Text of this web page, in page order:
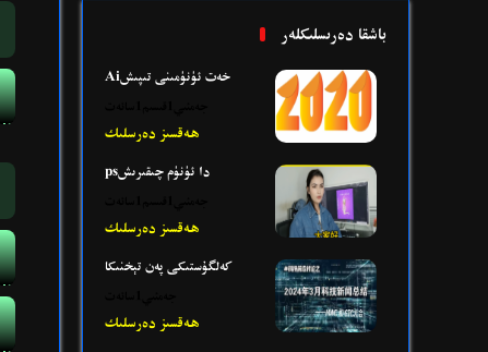
باشقا دەرىسلىكلەر
Aiخەت ئۈنۈمىنى تىپىش
ھەقسىز دەرسلىك
psدا ئۈنۈم چىقىرىش
ھەقسىز دەرسلىك
كەلگۇستىكى پەن تېخنىكا
ھەقسىز دەرسلىك